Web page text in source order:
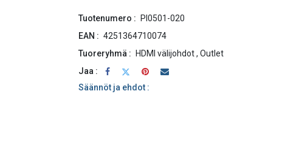
Tuotenumero :
PI0501-020
EAN : 4251364710074
Tuoreryhmä :
HDMI välijohdot, Outlet
Jaa :
Säännöt ja ehdot :